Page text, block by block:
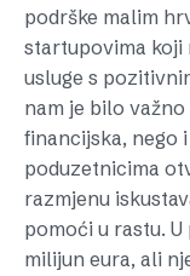
podrške malim
startupovima koji
usluge s
nam je bilo
financijska, nego
poduzetnicima
razmjenu
pomoći u rastu.
milijun eura, ali